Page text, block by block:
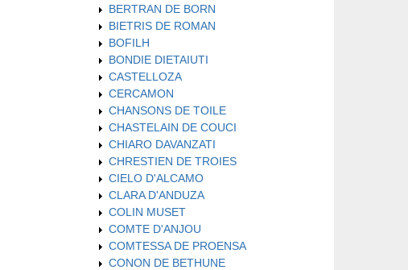
BERTRAN DE BORN
BIETRIS DE ROMAN
BOFILH
BONDIE DIETAIUTI
CASTELLOZA
CERCAMON
CHANSONS DE TOILE
CHASTELAIN DE COUCI
CHIARO DAVANZATI
CHRESTIEN DE TROIES
CIELO D'ALCAMO
CLARA D'ANDUZA
COLIN MUSET
COMTE D'ANJOU
COMTESSA DE PROENSA
CONON DE BETHUNE